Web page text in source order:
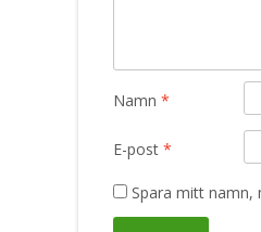
Namn *
E-post *
Spara mitt namn,